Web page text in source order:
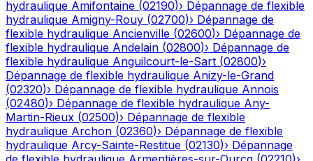
hydraulique Amifontaine (02190)› Dépannage de flexible
hydraulique Amigny-Rouy (02700)› Dépannage de
flexible hydraulique Ancienville (02600)› Dépannage de
flexible hydraulique Andelain (02800)› Dépannage de
flexible hydraulique Anguilcourt-le-Sart (02800)›
Dépannage de flexible hydraulique Anizy-le-Grand
(02320)› Dépannage de flexible hydraulique Annois
(02480)› Dépannage de flexible hydraulique Any-
Martin-Rieux (02500)› Dépannage de flexible
hydraulique Archon (02360)› Dépannage de flexible
hydraulique Arcy-Sainte-Restitue (02130)› Dépannage